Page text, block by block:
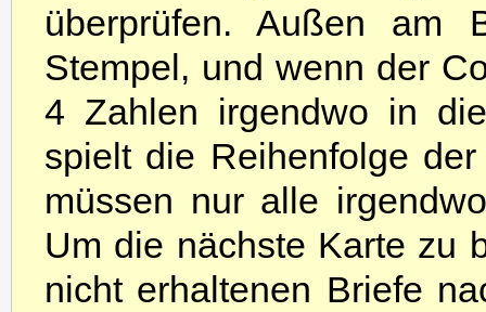
überprüfen. Außen am
Stempel, und wenn der
4 Zahlen irgendwo in
spielt die Reihenfolge
müssen nur alle
Um die nächste Karte zu
nicht erhaltenen Briefe